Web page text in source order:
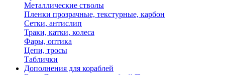
Металлические стволы
Пленки прозрачные, текстурные, карбон
Сетки, антислип
Траки, катки, колеса
Фары, оптика
Цепи, тросы
Таблички
Дополнения для кораблей